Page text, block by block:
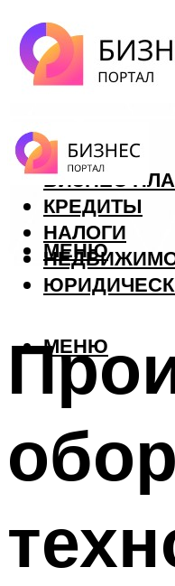
ФОРЕКС
БИЗНЕС
КРЕДИТЫ
НАЛОГИ
МЕНЮ
МЕНЮ